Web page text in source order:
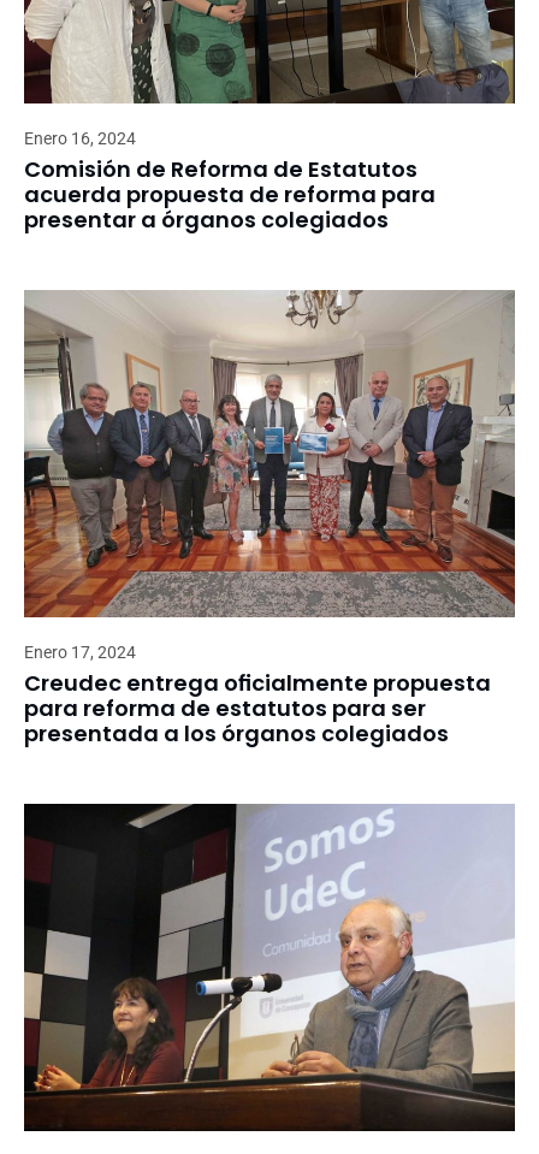
Enero 16, 2024
Comisión de Reforma de Estatutos
acuerda propuesta de reforma para
presentar a órganos colegiados
Enero 17, 2024
Creudec entrega oficialmente propuesta
para reforma de estatutos para ser
presentada a los órganos colegiados